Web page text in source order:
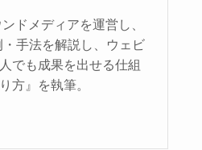
ドメディアを運営し、
手法を解説し、ウェビ
でも成果を出せる仕組
方』を執筆。